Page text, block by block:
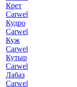
Крет
Carwel
Кудро
Carwel
Куж
Carwel
Кутыр
Carwel
Лабаз
Carwel